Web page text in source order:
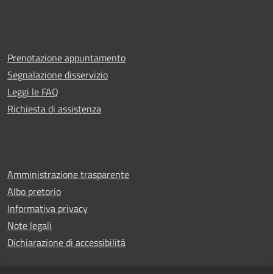
Prenotazione appuntamento
Segnalazione disservizio
Leggi le FAQ
Richiesta di assistenza
Amministrazione trasparente
Albo pretorio
Informativa privacy
Note legali
Dichiarazione di accessibilità